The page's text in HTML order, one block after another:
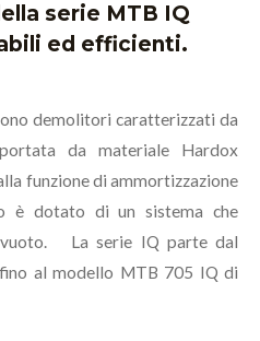
serie MTB IQ
ed efficienti.
demolitori caratterizzati da
da materiale Hardox
funzione di ammortizzazione
è dotato di un sistema che
La serie IQ parte dal
al modello MTB 705 IQ di